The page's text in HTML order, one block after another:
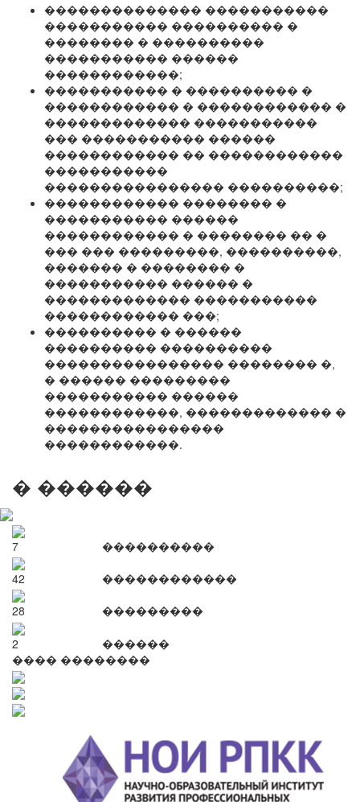
�������������� �����������
����������� ���������� �
�������� � ����������
����������� ������
������������;
����������� � ���������� �
������������ � ������������ �
������������� �����������
��� ����������� ������
������������ �� ������������
�����������
���������������� ����������;
������������ �������� �
����������� ������
������������ � �������� �� �
��� ��� ���������, ����������,
������� � �������� �
����������� ������ �
������������� �����������
������������ ���;
���������� � ������
���������� ����������
���������������� �������� �,
� ������ ���������
����������� ������
������������, ������������� �
����������������
������������.
� ������
7 ����������
42 ������������
28 ���������
2
������
���� ��������